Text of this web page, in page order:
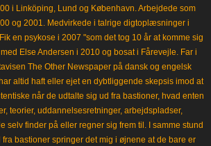
i Linköping, Lund og København. Arbejdede som
og 2001. Medvirkede i talrige digtoplæsninger i
en psykose i 2007 "som det tog 10 år at komme sig
Else Andersen i 2010 og bosat i Fårevejle. Far i
The Other Newspaper på dansk og engelsk
altid haft eller ejet en dybtliggende skepsis imod at
når de udtalte sig ud fra bastioner, hvad enten
teorier, uddannelsesretninger, arbejdspladser,
selv finder på eller regner sig frem til. I samme stund
bastioner springer det mig i øjnene at de bare er